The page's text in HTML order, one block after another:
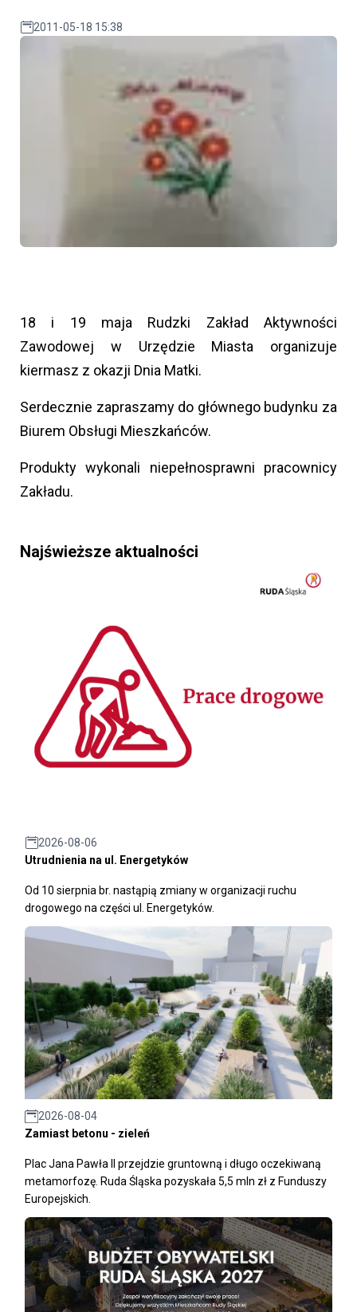
2011-05-18 15:38
18 i 19 maja Rudzki Zakład Aktywności
Zawodowej w Urzędzie Miasta organizuje
kiermasz z okazji Dnia Matki.
Serdecznie zapraszamy do głównego budynku za
Biurem Obsługi Mieszkańców.
Produkty wykonali niepełnosprawni pracownicy
Zakładu.
Najświeższe aktualności
2026-08-06
Utrudnienia na ul. Energetyków
Od 10 sierpnia br. nastąpią zmiany w organizacji ruchu
drogowego na części ul. Energetyków.
2026-08-04
Zamiast betonu - zieleń
Plac Jana Pawła II przejdzie gruntowną i długo oczekiwaną
metamorfozę. Ruda Śląska pozyskała 5,5 mln zł z Funduszy
Europejskich.